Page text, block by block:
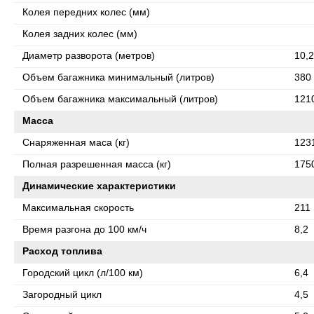
Колея передних колес (мм)
Колея задних колес (мм)
Диаметр разворота (метров) 10,2
Объем багажника минимальный (литров) 380
Объем багажника максимальный (литров)
Масса
Снаряженная маса (кг) 1231
Полная разрешенная масса (кг)
Динамические характеристики
Максимальная скорость 211
Время разгона до 100 км/ч 8,2
Расход топлива
Городский цикл (л/100 км) 6,4
Загородный цикл 4,5